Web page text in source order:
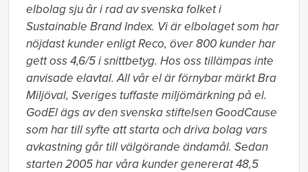
elbolag sju år i rad av svenska folket i
Sustainable Brand Index. Vi är elbolaget som har
nöjdast kunder enligt Reco, över 800 kunder har
gett oss 4,6/5 i snittbetyg. Hos oss tillämpas inte
anvisade elavtal. All vår el är förnybar märkt Bra
Miljöval, Sveriges tuffaste miljömärkning på el.
GodEl ägs av den svenska stiftelsen GoodCause
som har till syfte att starta och driva bolag vars
avkastning går till välgörande ändamål. Sedan
starten 2005 har våra kunder genererat 48,5